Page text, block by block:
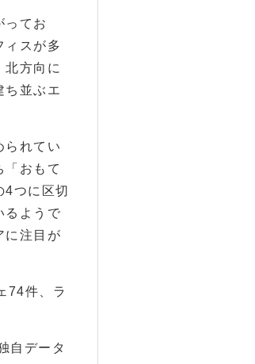
ってお
ィスが多
北方向に
ち並ぶエ
られてい
「おもて
4つに区切
るようで
に注目が
74件、ラ
自データ